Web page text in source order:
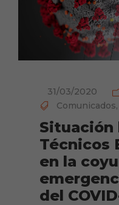
31/03/2020
Comunicados,
Situación
Técnicos
en la
del